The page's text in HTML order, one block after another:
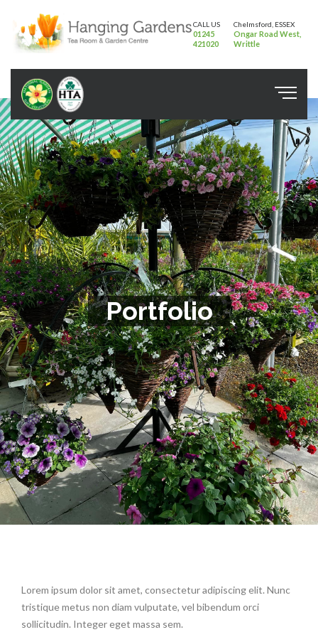
CALL US
01245
421020
Chelmsford, ESSEX
Ongar Road West,
Writtle
Portfolio
Lorem ipsum dolor sit amet, consectetur adipiscing elit. Nunc
tristique metus non diam vulputate, vel bibendum orci
sollicitudin. Integer eget massa sem.